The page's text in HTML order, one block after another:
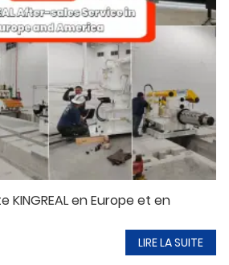
en Europe et en
LIRE LA SUITE